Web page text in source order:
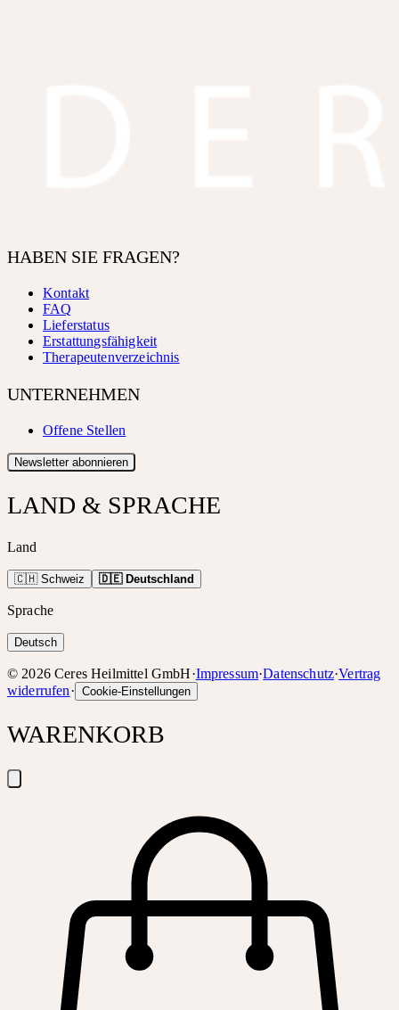
HABEN SIE FRAGEN?
Kontakt
FAQ
Lieferstatus
Erstattungsfähigkeit
Therapeutenverzeichnis
UNTERNEHMEN
Offene Stellen
Newsletter abonnieren
LAND & SPRACHE
Land
🇨🇭 Schweiz 🇩🇪 Deutschland
Sprache
Deutsch
© 2026 Ceres Heilmittel GmbH·Impressum·Datenschutz·Vertrag
widerrufen· Cookie-Einstellungen
WARENKORB